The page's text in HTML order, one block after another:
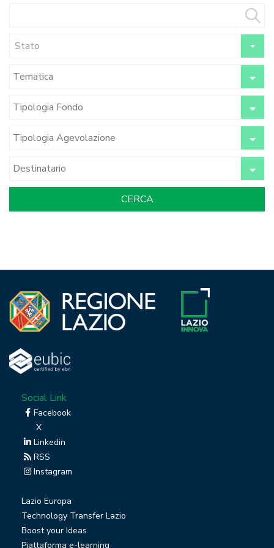
Stato
Social Link
Facebook
X
Linkedin
RSS
Instagram
Lazio Europa
Technology Transfer Lazio
Boost your Ideas
Piattaforma e-learning